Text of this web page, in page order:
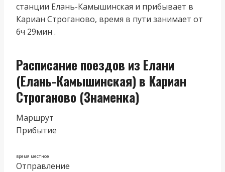
станции Елань-Камышинская и прибывает в
Кариан Строганово, время в пути занимает от
6ч 29мин .
Расписание поездов из Елани
(Елань-Камышинская) в Кариан
Строганово (Знаменка)
Маршрут
Прибытие
время местное
Отправление